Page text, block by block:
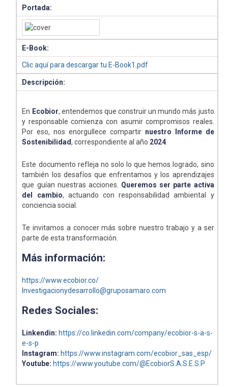
Portada:
E-Book:
Clic aquí para descargar tu E-Book1.pdf
Descripción:
En Ecobior, entendemos que construir un mundo más justo
y responsable comienza con asumir compromisos reales.
Por eso, nos enorgullece compartir nuestro Informe de
Sostenibilidad, correspondiente al año 2024.
Este documento refleja no solo lo que hemos logrado, sino
también los desafíos que enfrentamos y los aprendizajes
que guían nuestras acciones. Queremos ser parte activa
del cambio, actuando con responsabilidad ambiental y
conciencia social.
Te invitamos a conocer más sobre nuestro trabajo y a ser
parte de esta transformación.
Más información:
https://www.ecobior.co/
Investigacionydesarrollo@gruposamaro.com
Redes Sociales:
Linkendin: https://co.linkedin.com/company/ecobior-s-a-s-
e-s-p
Instagram: https://www.instagram.com/ecobior_sas_esp/
Youtube: https://www.youtube.com/@EcobiorS.A.S.E.S.P